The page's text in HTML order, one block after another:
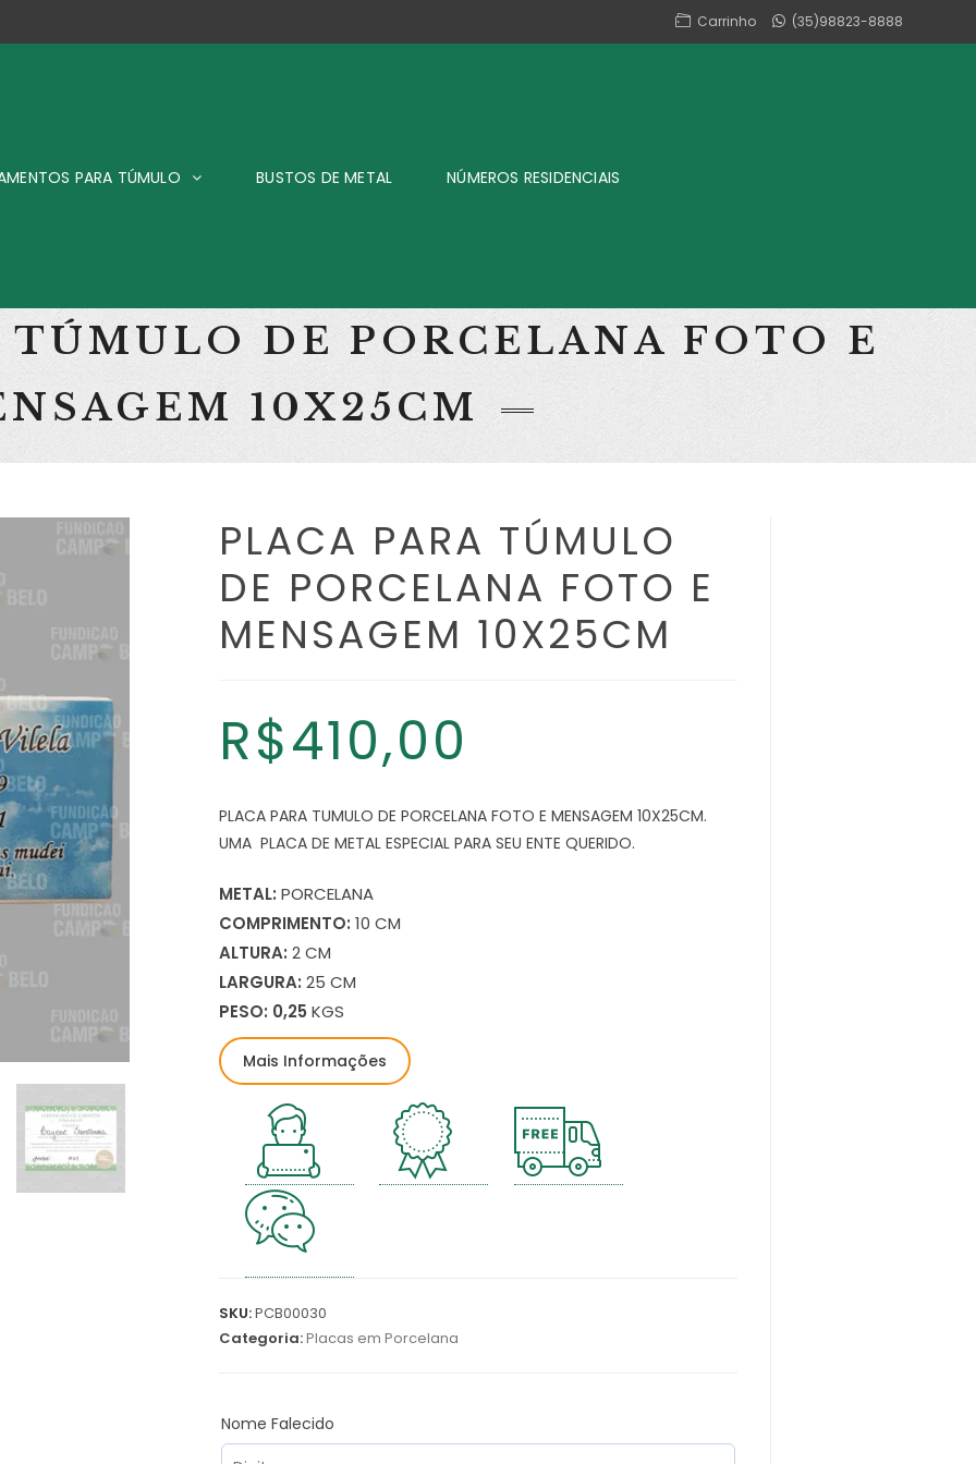
Carrinho (35)98823-8888
PARA TÚMULO BUSTOS DE METAL NÚMEROS RESIDENCIAIS
TÚMULO DE PORCELANA FOTO E
10X25CM
PLACA PARA TÚMULO
DE PORCELANA FOTO E
MENSAGEM 10X25CM
R$410,00
PLACA PARA TUMULO DE PORCELANA FOTO E MENSAGEM 10X25CM.
UMA PLACA DE METAL ESPECIAL PARA SEU ENTE QUERIDO.
METAL: PORCELANA
COMPRIMENTO: 10 CM
ALTURA: 2 CM
LARGURA: 25 CM
PESO: 0,25 KGS
Mais Informações
SKU:PCB00030
Categoria:Placas em Porcelana
Nome Falecido